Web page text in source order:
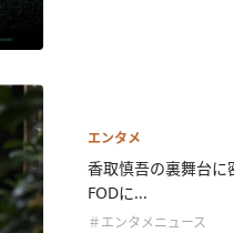
エンタメ
香取慎吾の裏舞台に
FODに...
＃エンタメニュース